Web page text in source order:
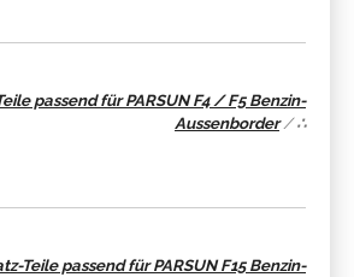
passend für PARSUN F4 / F5 Benzin-
Aussenborder/∴
Teile passend für PARSUN F15 Benzin-